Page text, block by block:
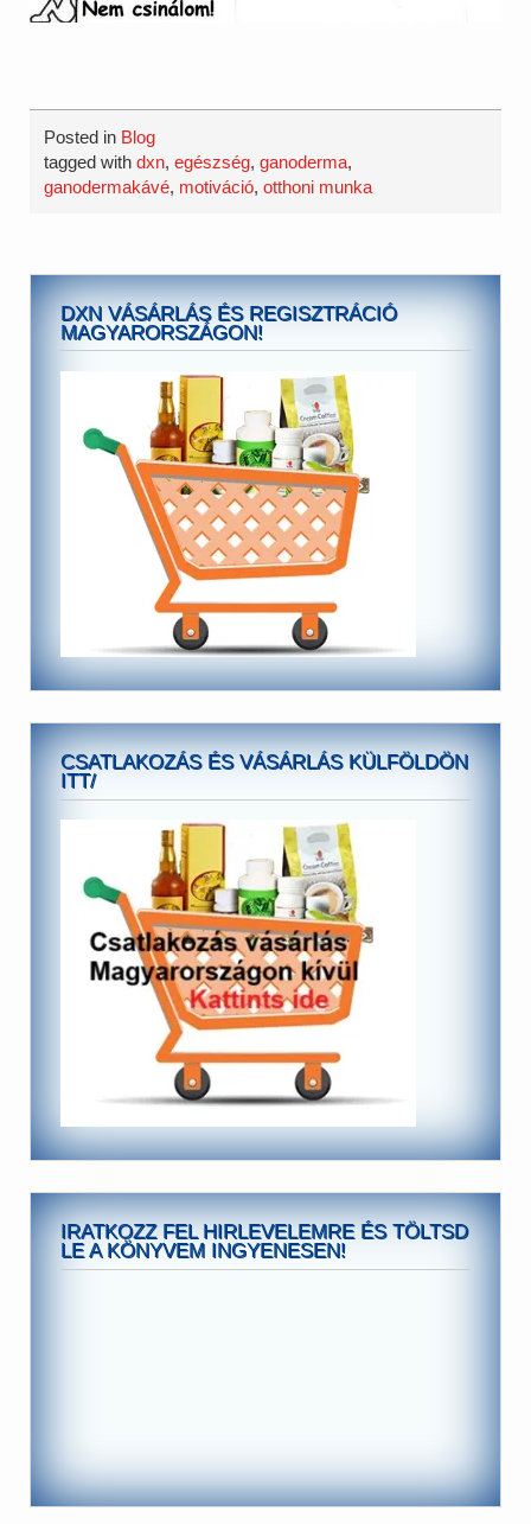
Posted in Blog
tagged withdxn,egészség,ganoderma,
ganodermakávé, motiváció,otthoni munka
DXN VÁSÁRLÁS ÉS REGISZTRÁCIÓ
MAGYARORSZÁGON!
CSATLAKOZÁS ÉS VÁSÁRLÁS KÜLFÖLDÖN
ITT/
IRATKOZZ FEL HIRLEVELEMRE ÉS TÖLTSD
LE A KÖNYVEM INGYENESEN!